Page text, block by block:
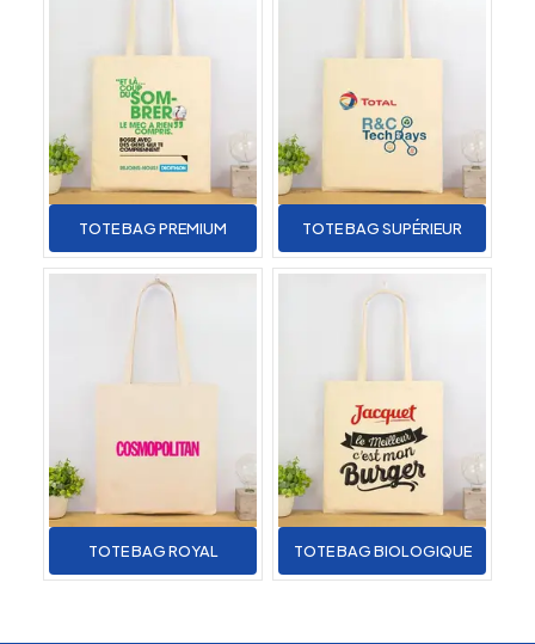
TOTE BAG PREMIUM TOTE BAG SUPÉRIEUR
TOTE BAG ROYAL TOTE BAG BIOLOGIQUE